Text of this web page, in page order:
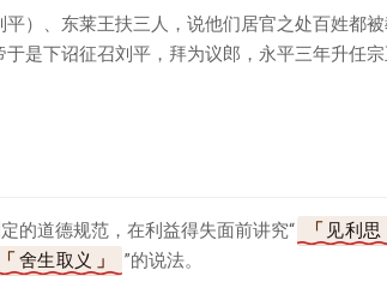
）、东莱王扶三人，说他们居官之处百姓都被
是下诏征召刘平，拜为议郎，永平三年升任宗
的道德规范，在利益得失面前讲究“
见利思
舍生取义 ”的说法。